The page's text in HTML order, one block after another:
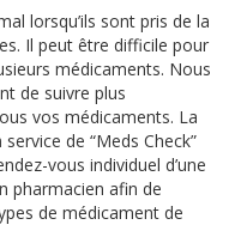
lorsqu’ils sont pris de la
Il peut être difficile pour
médicaments. Nous
de suivre plus
vos médicaments. La
de “Meds Check”
vous individuel d’une
pharmacien afin de
de médicament de